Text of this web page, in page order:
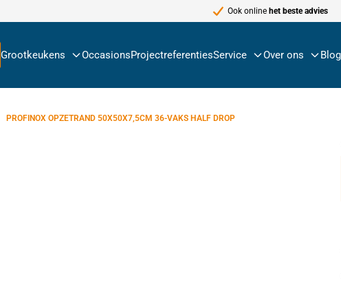
Ook online het beste advies
Grootkeukens OccasionsProjectreferentiesService Over ons Blog
PROFINOX OPZETRAND 50X50X7,5CM 36-VAKS HALF DROP